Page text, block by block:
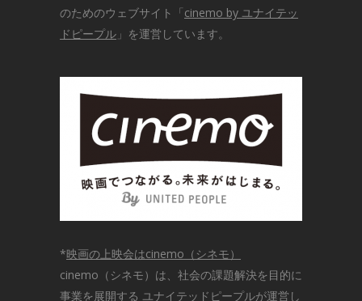
のためのウェブサイト「cinemo by ユナイテッ
ドピープル 」を運営しています。
*映画の上映会はcinemo（シネモ）
cinemo（シネモ）は、社会の課題解決を目的に
事業を展開する ユナイテッドピープルが運営し